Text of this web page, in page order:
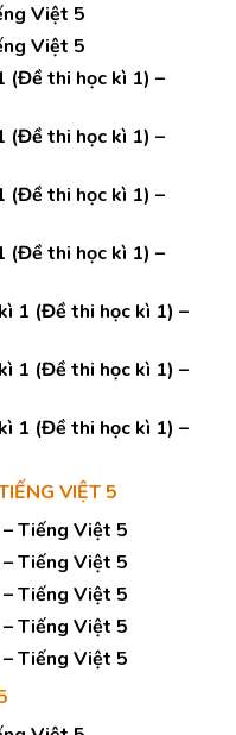
Việt 5
Việt 5
(Đề thi học kì 1) –
(Đề thi học kì 1) –
(Đề thi học kì 1) –
(Đề thi học kì 1) –
1 (Đề thi học kì 1) –
1 (Đề thi học kì 1) –
1 (Đề thi học kì 1) –
VIỆT 5
Tiếng Việt 5
Tiếng Việt 5
Tiếng Việt 5
Tiếng Việt 5
Tiếng Việt 5